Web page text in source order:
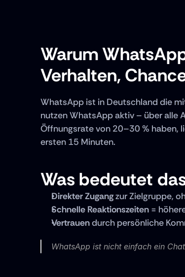
Warum
Verhalten,
WhatsApp ist in Deutschland die
nutzen WhatsApp aktiv – über alle
Öffnungsrate von 20–30 % haben,
ersten 15 Minuten.
Was bedeutet
Direkter Zugang zur Zielgruppe,
Schnelle Reaktionszeiten =
Vertrauen durch persönliche
WhatsApp ist nicht einfach ein